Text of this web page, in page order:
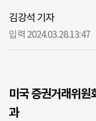
김강석 기자
입력 2024.03.28.13:47
미국 증권거래위원
과